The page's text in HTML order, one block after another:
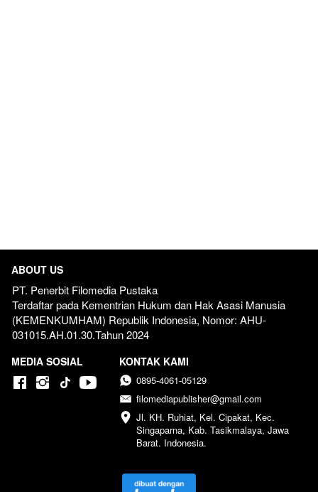
ABOUT US
PT. Penerbit Filomedia Pustaka
Terdaftar pada Kementrian Hukum dan Hak Asasi Manusia
(KEMENKUMHAM) Republik Indonesia, Nomor: AHU-
031015.AH.01.30.Tahun 2024
MEDIA SOSIAL KONTAK KAMI
0895-4061-05129
filomediapublisher@gmail.com
Jl. KH. Ruhiat, Kel. Cipakat, Kec.
Singaparna, Kab. Tasikmalaya, Jawa
Barat. Indonesia.